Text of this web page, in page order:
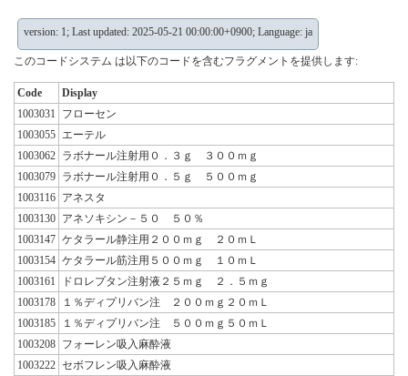
version: 1; Last updated: 2025-05-21 00:00:00+0900; Language: ja
このコードシステム は以下のコードを含むフラグメントを提供します:
Code
Display
1003031
フローセン
1003055 エーテル
1003062 ラボナール注射用０．３ｇ ３００ｍｇ
1003079 ラボナール注射用０．５ｇ ５００ｍｇ
1003116 アネスタ
1003130 アネソキシン－５０ ５０％
1003147 ケタラール静注用２００ｍｇ ２０ｍＬ
1003154 ケタラール筋注用５００ｍｇ １０ｍＬ
1003161
ドロレプタン注射液２５ｍｇ ２．５ｍｇ
1003178
１％ディプリバン注 ２００ｍｇ２０ｍＬ
1003185
１％ディプリバン注 ５００ｍｇ５０ｍＬ
1003208 フォーレン吸入麻酔液
1003222 セボフレン吸入麻酔液